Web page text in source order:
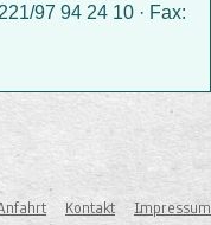
97 94 24 10 · Fax:
Impressum
Kontakt